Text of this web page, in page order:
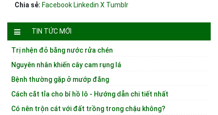
Chia sẻ: Facebook Linkedin X Tumblr
TIN TỨC MỚI
Trị nhện đỏ bằng nước rửa chén
Nguyên nhân khiến cây cam rụng lá
Bệnh thường gặp ở mướp đắng
Cách cắt tỉa cho bí hồ lô - Hướng dẫn chi tiết nhất
Có nên trộn cát với đất trồng trong chậu không?